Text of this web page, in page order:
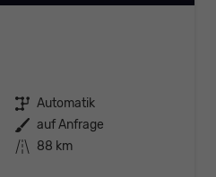
Getriebe Automatik
Außenfarbe auf Anfrage
Kilometerstand 88 km